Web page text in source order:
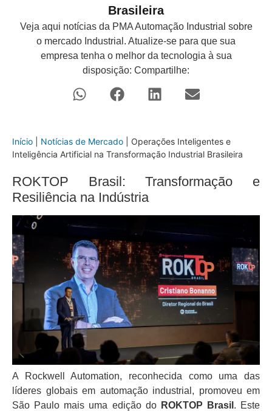
Brasileira
Veja aqui notícias da PMA Automação Industrial sobre
o mercado Industrial. Atualize-se para que sua
empresa tenha o melhor da tecnologia à sua
disposição: Compartilhe:
Início Notícias de Mercado
Operações Inteligentes e
Inteligência Artificial na Transformação Industrial Brasileira
ROKTOP Brasil: Transformação e
Resiliência na Indústria
A Rockwell Automation, reconhecida como uma das
líderes globais em automação industrial, promoveu em
São Paulo mais uma edição do ROKTOP Brasil . Este